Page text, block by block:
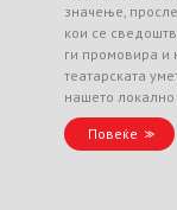
значење,
кои се
ги промовира и
театарската
нашето
Повеќе